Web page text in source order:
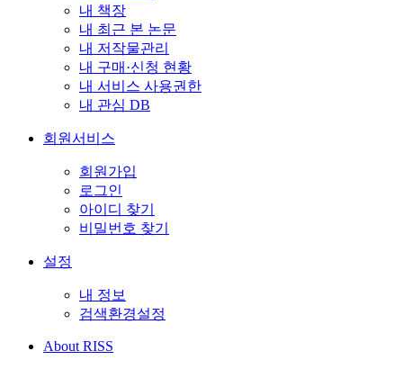
내 책장
내 최근 본 논문
내 저작물관리
내 구매·신청 현황
내 서비스 사용권한
내 관심 DB
회원서비스
회원가입
로그인
아이디 찾기
비밀번호 찾기
설정
내 정보
검색환경설정
About RISS